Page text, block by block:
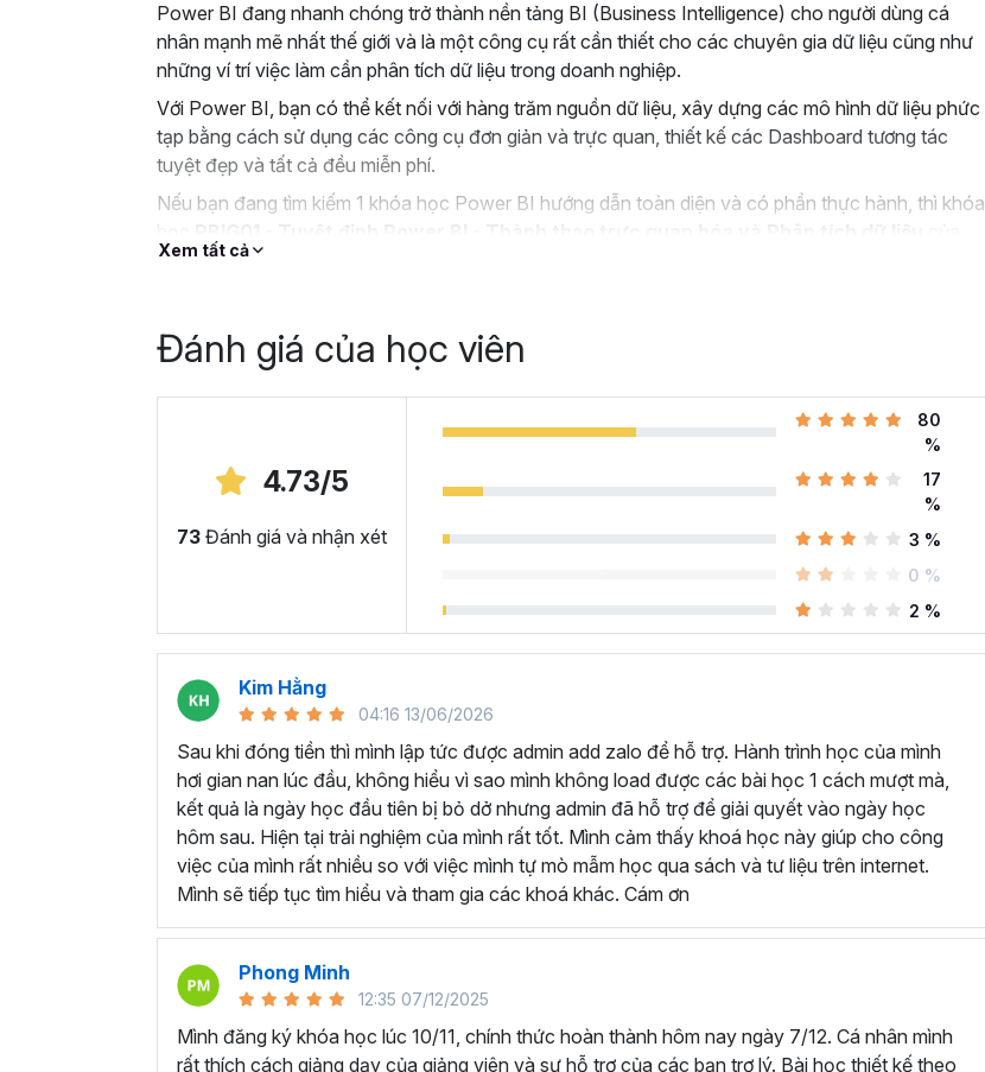
Power BI đang nhanh chóng trở thành nền tảng BI (Business Intelligence) cho người dùng cá
nhân mạnh mẽ nhất thế giới và là một công cụ rất cần thiết cho các chuyên gia dữ liệu cũng như
những ví trí việc làm cần phân tích dữ liệu trong doanh nghiệp.
Với Power BI, bạn có thể kết nối với hàng trăm nguồn dữ liệu, xây dựng các mô hình dữ liệu phức
tạp bằng cách sử dụng các công cụ đơn giản và trực quan, thiết kế các Dashboard tương tác
tuyệt đẹp và tất cả đều miễn phí.
Nếu bạn đang tìm kiếm 1 khóa học Power BI hướng dẫn toàn diện và có phần thực hành, thì khóa
Gitiho.com sẽ là một giải pháp tuyệt vời dành cho bạn.
đỉnh Power BI tại Gitiho?
Trong khóa học Power BI này, bạn sẽ làm việc giống như một chuyên viênphân tích dữ liệukinh
doanh cho Adventure Works Cycles (một công ty sản xuất toàn cầu). Nhiệm vụ của bạn là thiết
kế và cung cấp các con số kinh doanh một cách trực quan, chuyên nghiệp trên Power BI với
nguồn dữ liệu thô là các file CSV.
Nếu bạn chưa có kiến thức gì về Power BI thì cũng đừng lo lắng bởi khóa học Power BI này sẽ
hướng dẫn chi tiết cả về cách sử dụng các chức năng, công cụ trên Power BI Desktop, giải thích
Cuối mỗi chương học đều có các bài thực hành để bạn có thể vận dụng được các kiến thức đã
học lý thuyết, tương tự như các phần nhỏ của dự án, giống như cách bạn sẽ làm việc trong công
việc ngoài thực tế.
Sau khóa học này bạn có thể?
4 mục tiêu bạn sẽ đạt được khi hoàn thành chương trình Power BI online này:
Kết nối dữ liệu vào Power BI từ nhiều nguồn dữ liệu khác nhau.
Xử lý và làm sạch các dữ liệu thô nhanh chóng, chuyên nghiệp.
Tạo các Mô hình dữ liệu đa chiều.
Tạo báo cáo, biểu mẫu sinh động, trực quan.
Trực quan hóa dữ liệu bằng biểu đồ và tạo Dashboard tương tác.
Trong khóa học này bạn cũng sẽ có thêm một dự án lớn cuối khóa để bạn thực hành những gì đã
học và cùng Gitiho áp dụng trong dự án
ôn tập và tự đánh giá mức độ thành thạo kiến thức Power BI của mình.
Xem tất cả
Đánh giá của học viên
4.73/5
73 Đánh giá và nhận xét
80
%
17
%
3 %
0 %
2 %
Kim Hằng
04:16 13/06/2026
Sau khi đóng tiền thì mình lập tức được admin add zalo để hỗ trợ. Hành trình học của mình
hơi gian nan lúc đầu, không hiểu vì sao mình không load được các bài học 1 cách mượt mà,
kết quả là ngày học đầu tiên bị bỏ dở nhưng admin đã hỗ trợ để giải quyết vào ngày học
hôm sau. Hiện tại trải nghiệm của mình rất tốt. Mình cảm thấy khoá học này giúp cho công
việc của mình rất nhiều so với việc mình tự mò mẫm học qua sách và tư liệu trên internet.
Mình sẽ tiếp tục tìm hiểu và tham gia các khoá khác. Cám ơn
Phong Minh
12:35 07/12/2025
Mình đăng ký khóa học lúc 10/11, chính thức hoàn thành hôm nay ngày 7/12. Cá nhân mình
rất thích cách giảng dạy của giảng viên và sự hỗ trợ của các bạn trợ lý. Bài học thiết kế theo